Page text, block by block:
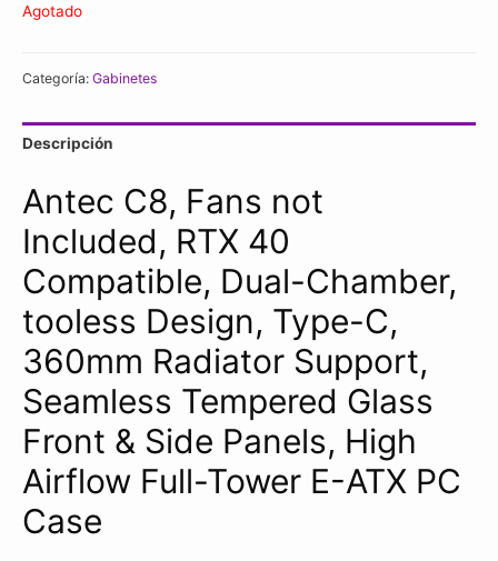
Agotado
Categoría: Gabinetes
Descripción
Antec C8, Fans not
Included, RTX 40
Compatible, Dual-Chamber,
tooless Design, Type-C,
360mm Radiator Support,
Seamless Tempered Glass
Front & Side Panels, High
Airflow Full-Tower E-ATX PC
Case